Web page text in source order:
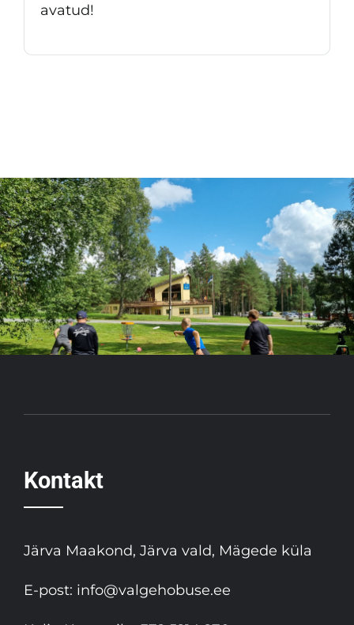
avatud!
Kontakt
Järva Maakond, Järva vald, Mägede küla
E-post: info@valgehobuse.ee